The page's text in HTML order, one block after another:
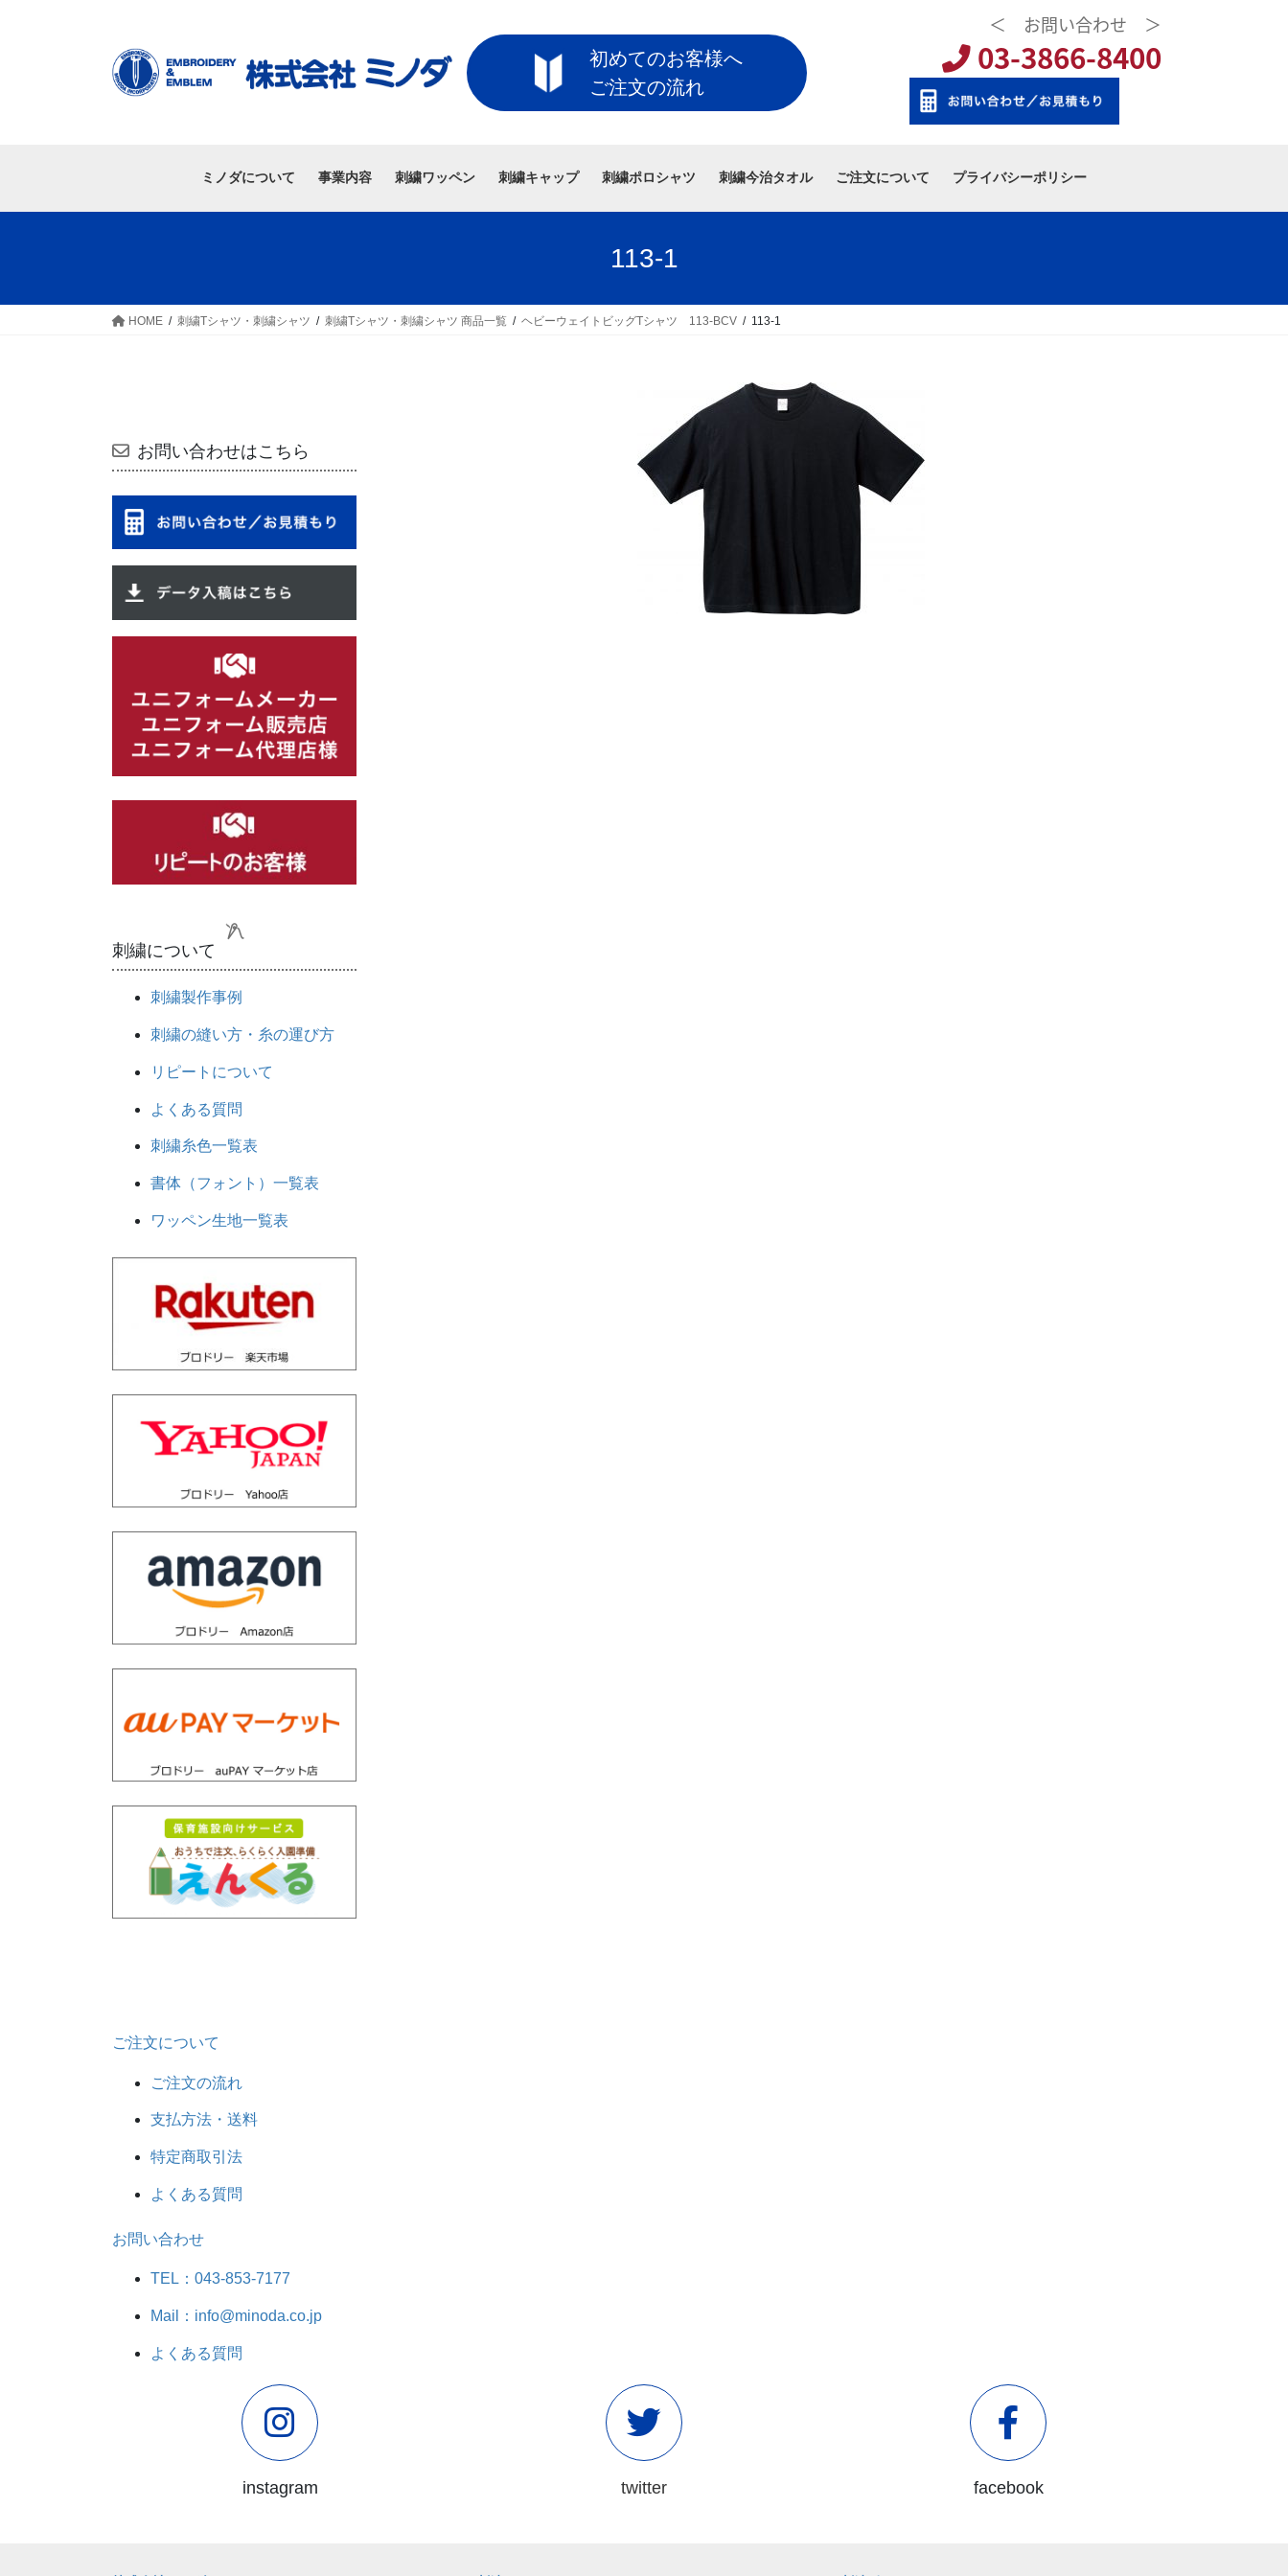
初めてのお客様へ
ご注文の流れ
＜ お問い合わせ ＞
03-3866-8400
ミノダについて 事業内容 刺繍ワッペン 刺繍キャップ 刺繍ポロシャツ 刺繍今治タオル ご注文について プライバシーポリシー
113-1
HOME 刺繍Tシャツ・刺繍シャツ 刺繍Tシャツ・刺繍シャツ 商品一覧 ヘビーウェイトビッグTシャツ 113-BCV 113-1
お問い合わせはこちら
刺繍について
刺繍製作事例
刺繍の縫い方・糸の運び方
リピートについて
よくある質問
刺繍糸色一覧表
書体（フォント）一覧表
ワッペン生地一覧表
ご注文について
ご注文の流れ
支払方法・送料
特定商取引法
よくある質問
お問い合わせ
TEL：043-853-7177
Mail：info@minoda.co.jp
よくある質問
instagram twitter facebook